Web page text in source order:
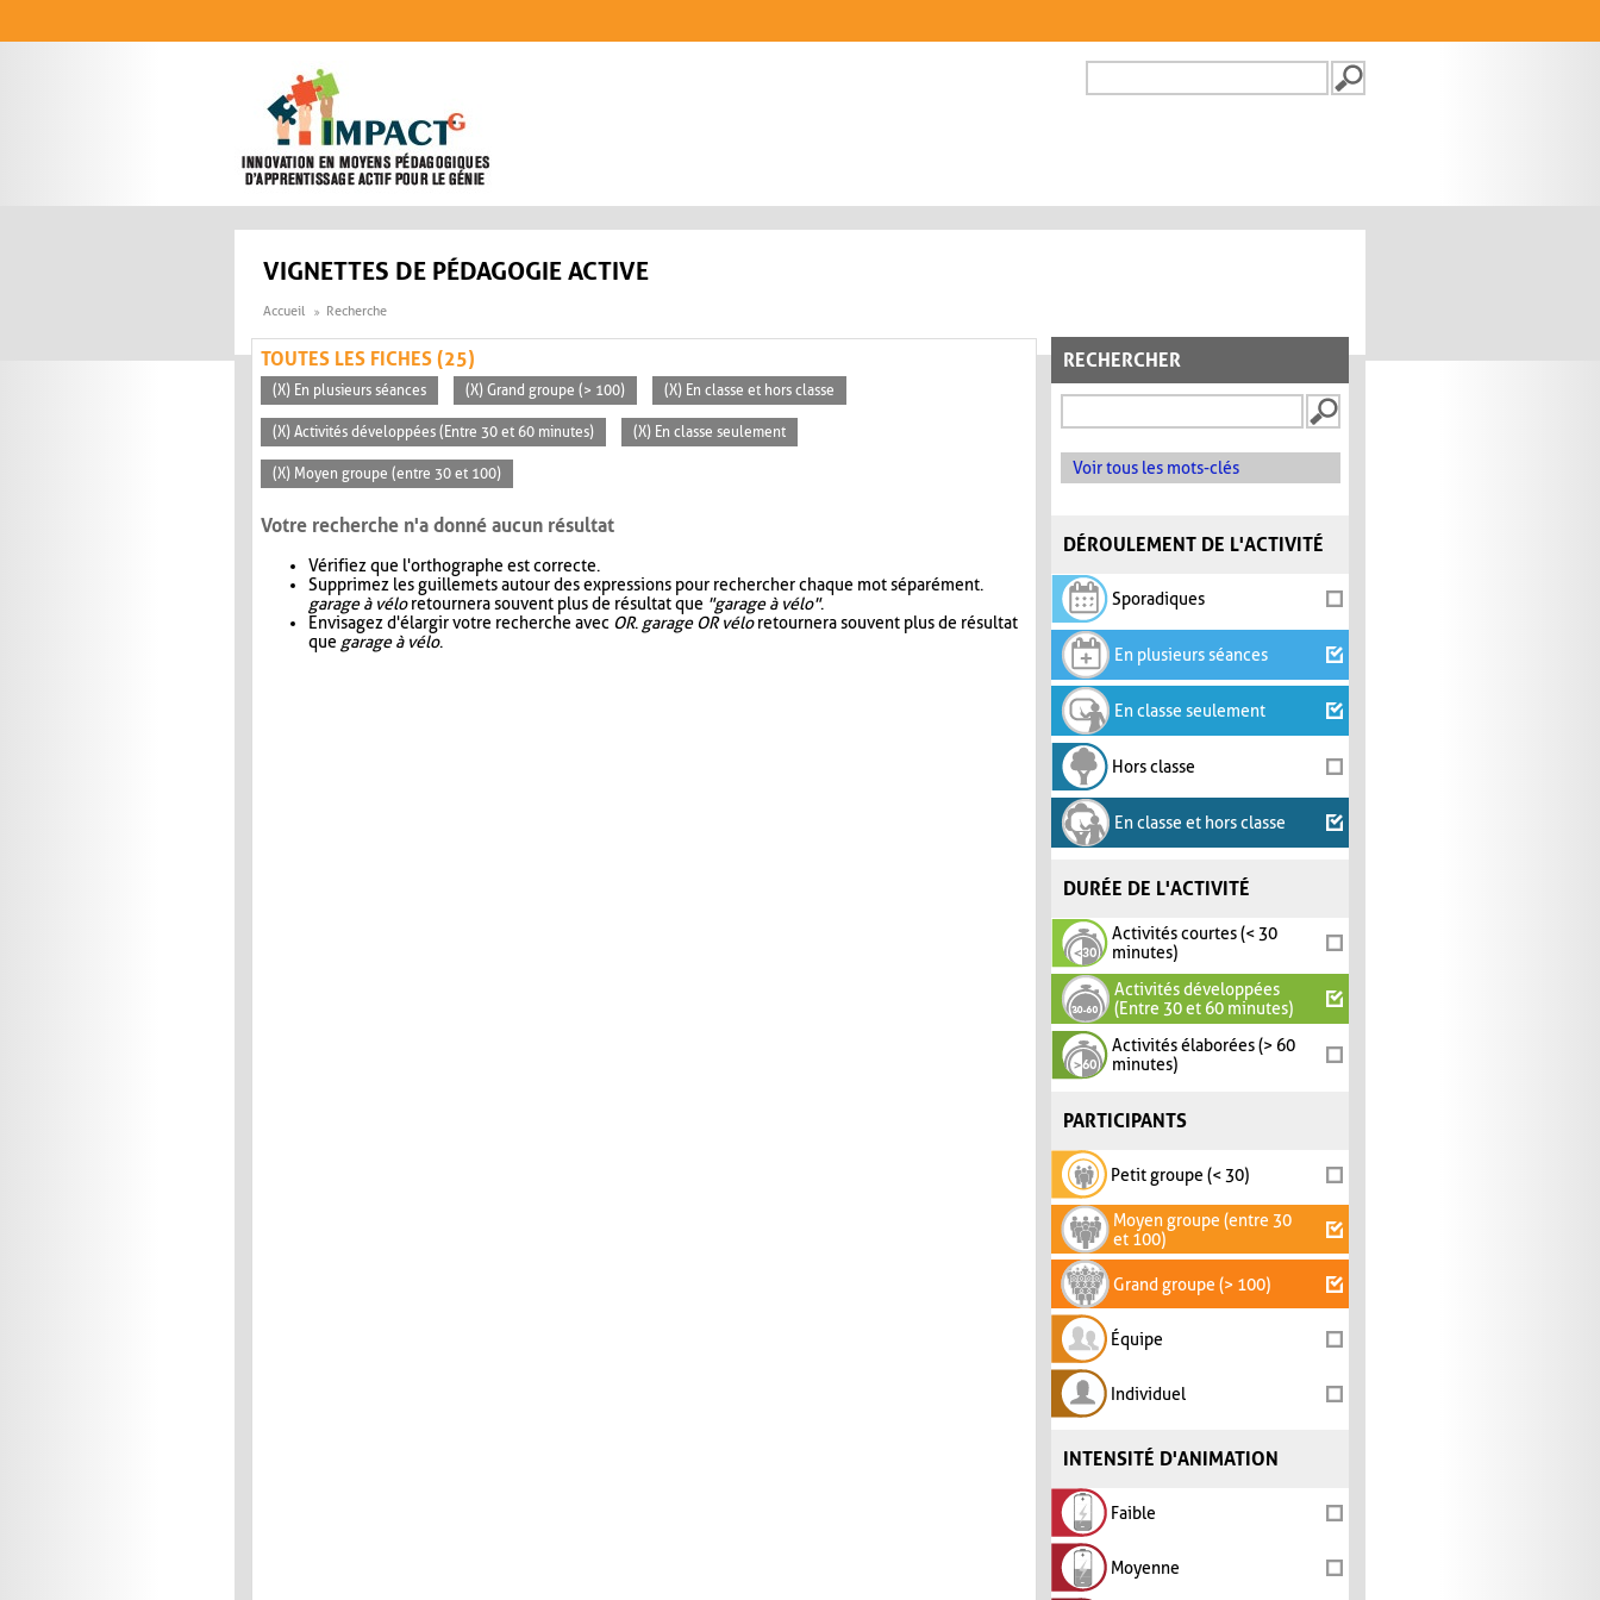
FORMULAIRE DE
VIGNETTES DE PÉDAGOGIE ACTIVE
Accueil Recherche
RECHERCHER
Voir tous les mots-clés
DÉROULEMENT DE L'ACTIVITÉ
Sporadiques
En plusieurs séances
En classe seulement
Hors classe
En classe et hors classe
DURÉE DE L'ACTIVITÉ
Activités courtes (< 30
minutes)
Activités développées
(Entre 30 et 60 minutes)
Activités élaborées (> 60
minutes)
PARTICIPANTS
Petit groupe (< 30)
Moyen groupe (entre 30
et 100)
Grand groupe (> 100)
Équipe
Individuel
INTENSITÉ D'ANIMATION
Faible
Moyenne
TOUTES LES FICHES (25)
(X) En plusieurs séances (X) Grand groupe (> 100) (X) En classe et hors classe
(X) Activités développées (Entre 30 et 60 minutes) (X) En classe seulement
(X) Moyen groupe (entre 30 et 100)
Votre recherche n'a donné aucun résultat
Vérifiez que l'orthographe est correcte.
Supprimez les guillemets autour des expressions pour rechercher chaque mot séparément.
garage à véloretournera souvent plus de résultat que "garage à vélo".
Envisagez d'élargir votre recherche avec OR. garage OR véloretournera souvent plus de résultat
que garage à vélo.